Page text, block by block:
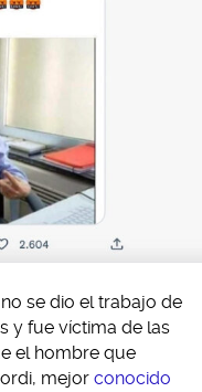
se dio el trabajo de
y fue víctima de las
el hombre que
mejor conocido